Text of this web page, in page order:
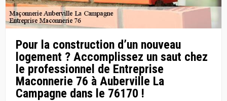
Pour la construction d’un nouveau
logement ? Accomplissez un saut chez
le professionnel de Entreprise
Maconnerie 76 à Auberville La
Campagne dans le 76170 !